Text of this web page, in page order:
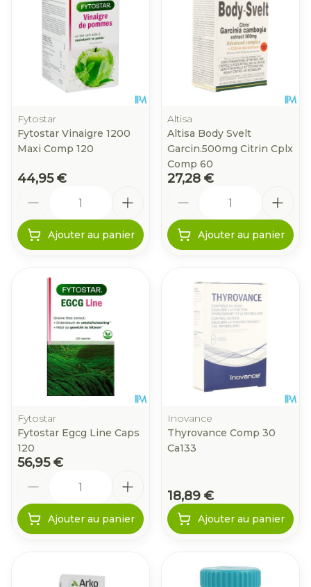
Fytostar
Fytostar Vinaigre 1200
Maxi Comp 120
44,95 €
Ajouter au panier
Altisa
Altisa Body Svelt
Garcin.500mg Citrin Cplx
Comp 60
27,28 €
Ajouter au panier
Fytostar
Fytostar Egcg Line Caps
120
56,95 €
Ajouter au panier
Inovance
Thyrovance Comp 30
Ca133
18,89 €
Ajouter au panier